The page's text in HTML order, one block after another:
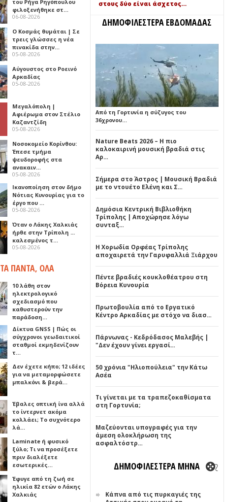
του Ρήγα Ρηγόπουλου
φιλοξενήθηκε στ…
06-08-2026
Ο Κοσμάς θυμάται | Σε
τρεις γλώσσες η νέα
πινακίδα στην…
05-08-2026
Αύγουστος στο Ροεινό
Αρκαδίας
05-08-2026
Μεγαλόπολη |
Αφιέρωμα στον Στέλιο
Καζαντζίδη
05-08-2026
Νοσοκομείο Κορίνθου:
Έπεσε τμήμα
ψευδοροφής στα
ανακαιν…
05-08-2026
Ικανοποίηση στον δήμο
Νότιας Κυνουρίας για το
έργο που …
05-08-2026
Όταν ο Λάκης Χαλκιάς
ήρθε στην Τρίπολη ...
καλεσμένος τ…
05-08-2026
ΤΑ ΠΑΝΤΑ, ΟΛΑ
10 λάθη στον
ηλεκτρολογικό
σχεδιασμό που
καθυστερούν την
παράδοση…
Δίκτυα GNSS | Πώς οι
σύγχρονοι γεωδαιτικοί
σταθμοί εκμηδενίζουν
τ…
Δεν έχετε κήπο; 12 ιδέες
για να μεταμορφώσετε
μπαλκόνι & βερά…
Έβαλες οπτική ίνα αλλά
το ίντερνετ ακόμα
κολλάει; Το συχνότερο
λά…
Laminate ή φυσικό
ξύλο; Τι να προσέξετε
πριν διαλέξετε
εσωτερικές…
Έφυγε από τη ζωή σε
ηλικία 82 ετών ο Λάκης
Χαλκιάς
στους δύο είναι άσχετος…
ΔΗΜΟΦΙΛΕΣΤΕΡΑ ΕΒΔΟΜΑΔΑΣ
Από τη Γορτυνία η σύζυγος του
36χρονου…
Nature Beats 2026 – Η πιο
καλοκαιρινή μουσική βραδιά στις
Αρ…
Σήμερα στο Άστρος | Μουσική Βραδιά
με το ντουέτο Ελένη και Σ…
Δημόσια Κεντρική Βιβλιοθήκη
Τρίπολης | Αποχώρησε λόγω
συνταξ…
Η Χορωδία Ορφέας Τρίπολης
αποχαιρετά την Γαρυφαλλιά Ξιάρχου
Πέντε βραδιές κουκλοθέατρου στη
Βόρεια Κυνουρία
Πρωτοβουλία από το Εργατικό
Κέντρο Αρκαδίας με στόχο να διασ…
Πάρνωνας - Κεδρόδασος Μαλεβής |
"Δεν έχουν γίνει εργασί…
50 χρόνια "Ηλιοπούλεια" την Κάτω
Ασέα
Τι γίνεται με τα τραπεζοκαθίσματα
στη Γορτυνία;
Μαζεύονται υπογραφές για την
άμεση ολοκλήρωση της
ασφαλτόστρ…
ΔΗΜΟΦΙΛΕΣΤΕΡΑ ΜΗΝΑ
Κάπνα από τις πυρκαγιές της